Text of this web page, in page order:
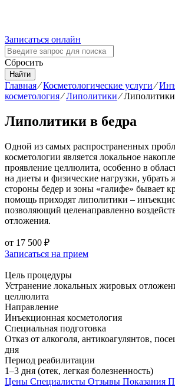
Записаться онлайн
Сбросить
Найти
Главная⁄Косметологические услуги⁄
косметология⁄Липолитики⁄Липолитики
Липолитики в бедра
Одной из самых распространенных
косметологии является локальное
проявление целлюлита, особенно в
на диеты и физические нагрузки, убрать
стороны бедер и зоны «галифе» бывает
помощь приходят липолитики –
позволяющий целенаправленно
отложения.
от 17 500 ₽
Записаться на прием
Цель процедуры
Устранение локальных жировых
целлюлита
Направление
Инъекционная косметология
Специальная подготовка
Отказ от алкоголя, антикоагулянтов,
дня
Период реабилитации
1–3 дня (отек, легкая болезненность)
Цены Специалисты Отзывы Показания